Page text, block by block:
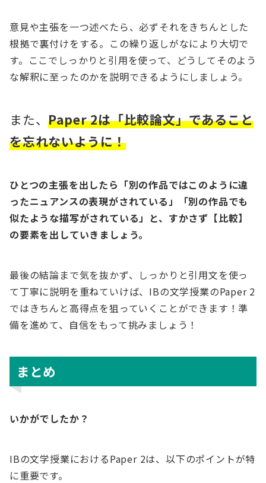
意見や主張を一つ述べたら、必ずそれをきちんとした
根拠で裏付けをする。この繰り返しがなにより大切で
す。ここでしっかりと引用を使って、どうしてそのよう
な解釈に至ったのかを説明できるようにしましょう。
また、Paper 2は「比較論文」であること
を忘れないように！
ひとつの主張を出したら「別の作品ではこのように違
ったニュアンスの表現がされている」「別の作品でも
似たような描写がされている」と、すかさず【比較】
の要素を出していきましょう。
最後の結論まで気を抜かず、しっかりと引用文を使っ
て丁寧に説明を重ねていけば、IBの文学授業のPaper 2
ではきちんと高得点を狙っていくことができます！準
備を進めて、自信をもって挑みましょう！
まとめ
いかがでしたか？
IBの文学授業におけるPaper 2は、以下のポイントが特
に重要です。